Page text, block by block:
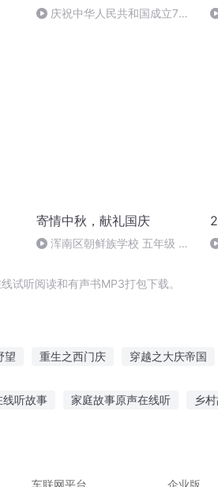
庆祝中华人民共和国成立73
寄情中秋，献礼国庆
浑南区朝鲜族学校 五年级 孙
试听阅读和有声书MP3打包下载。
望 重生之西门庆 穿越之大庆帝国
线听故事 家庭故事原声在线听 乡
车联网平台 企业版